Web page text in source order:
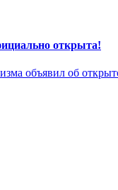
открыта!
объявил об